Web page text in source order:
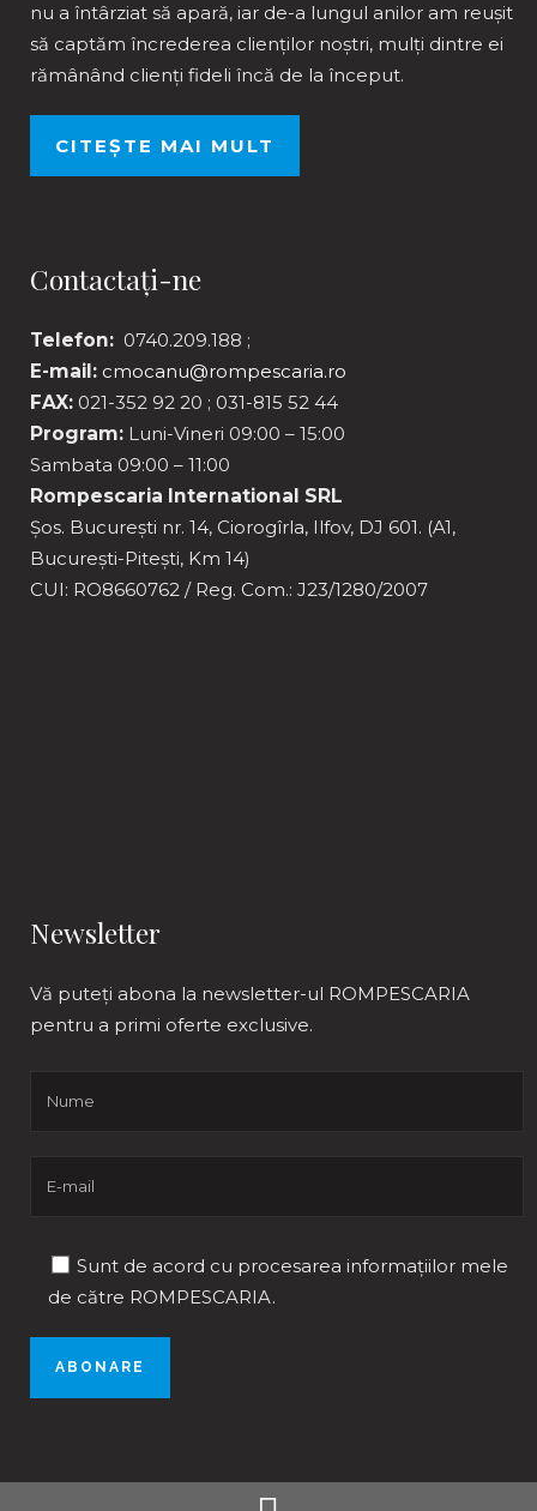
nu a întârziat să apară, iar de-a lungul anilor am reușit
să captăm încrederea clienților noștri, mulți dintre ei
rămânând clienți fideli încă de la început.
CITEȘTE MAI MULT
Contactați-ne
Telefon: 0740.209.188 ;
E-mail: cmocanu@rompescaria.ro
FAX: 021-352 92 20 ; 031-815 52 44
Program: Luni-Vineri 09:00 – 15:00
Sambata 09:00 – 11:00
Rompescaria International SRL
Șos. București nr. 14, Ciorogîrla, Ilfov, DJ 601. (A1,
București-Pitești, Km 14)
CUI: RO8660762 / Reg. Com.: J23/1280/2007
Newsletter
Vă puteți abona la newsletter-ul ROMPESCARIA
pentru a primi oferte exclusive.
Sunt de acord cu procesarea informațiilor mele
de către ROMPESCARIA.